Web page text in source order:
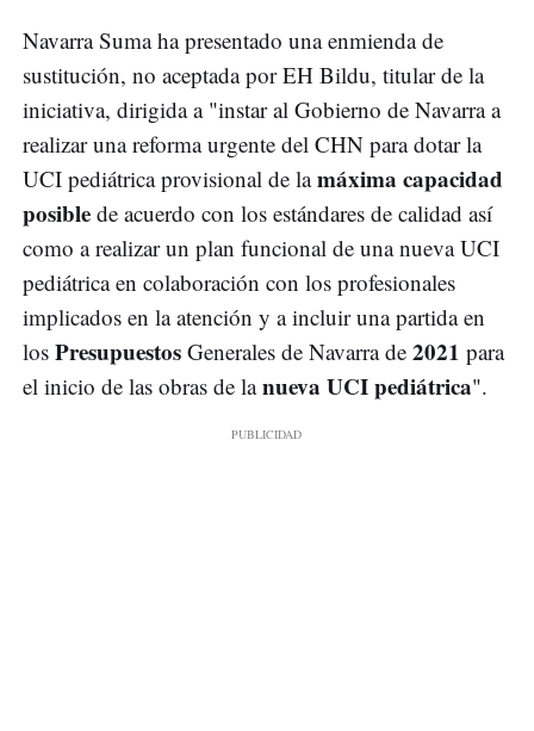
Navarra Suma ha presentado una enmienda de
sustitución, no aceptada por EH Bildu, titular de la
iniciativa, dirigida a "instar al Gobierno de Navarra a
realizar una reforma urgente del CHN para dotar la
UCI pediátrica provisional de lamáxima capacidad
posible de acuerdo con los estándares de calidad así
como a realizar un plan funcional de una nueva UCI
pediátrica en colaboración con los profesionales
implicados en la atención y a incluir una partida en
los Presupuestos Generales de Navarra de 2021 para
el inicio de las obras de lanueva UCI pediátrica".